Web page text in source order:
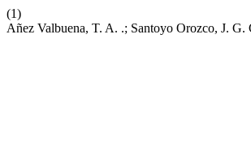
(1)
Añez Valbuena, T. A. .; Santoyo Orozco, J.